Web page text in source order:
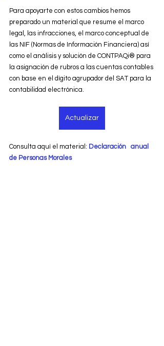
Para apoyarte con estos cambios hemos
preparado un material que resume el marco
legal, las infracciones, el marco conceptual de
las NIF (Normas de Información Financiera) así
como el análisis y solución de CONTPAQi® para
la asignación de rubros a las cuentas contables
con base en el dígito agrupador del SAT para la
contabilidad electrónica.
Actualizar
Consulta aquí el material: Declaración   anual
de Personas Morales